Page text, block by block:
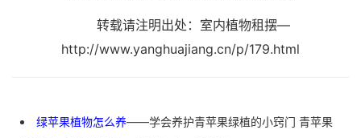
转载请注明出处：室内植物租摆—
http://www.yanghuajiang.cn/p/179.html
绿苹果植物怎么养——学会养护青苹果绿植的小窍门 青苹果